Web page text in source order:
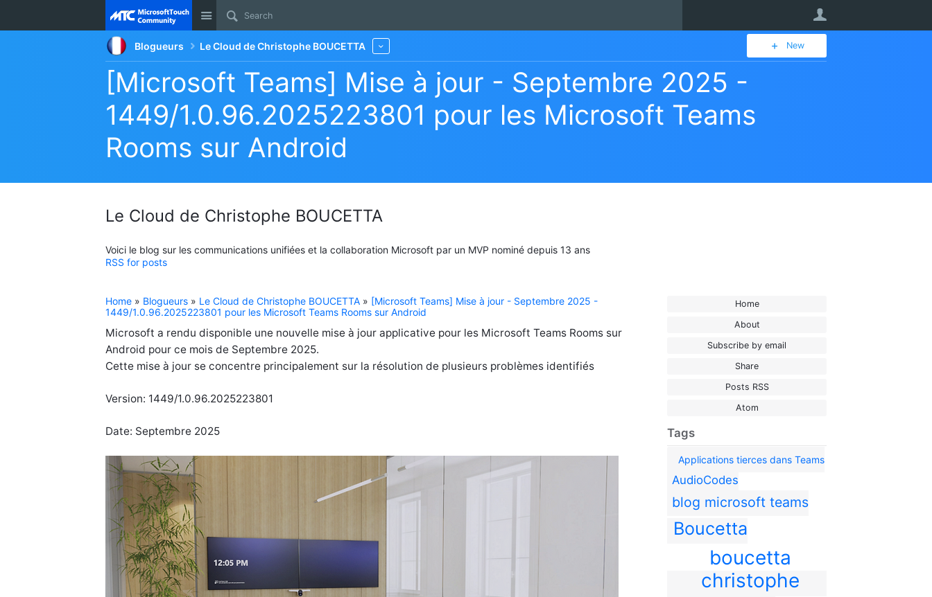
Site
Blogueurs Le Cloud de Christophe BOUCETTA New
[Microsoft Teams] Mise à jour - Septembre 2025 -
1449/1.0.96.2025223801 pour les Microsoft Teams
Rooms sur Android
Le Cloud de Christophe BOUCETTA
Voici le blog sur les communications unifiées et la collaboration Microsoft par un MVP nominé depuis 13 ans
RSS for posts
Home
About
Subscribe by email
Share
Posts RSS
Atom
Tags
Applications tierces dans Teams
AudioCodes
blog microsoft teams
Boucetta
boucetta
christophe
Home » Blogueurs » Le Cloud de Christophe BOUCETTA » [Microsoft Teams] Mise à jour - Septembre 2025 -
1449/1.0.96.2025223801 pour les Microsoft Teams Rooms sur Android
Microsoft a rendu disponible une nouvelle mise à jour applicative pour les Microsoft Teams Rooms sur
Android pour ce mois de Septembre 2025.
Cette mise à jour se concentre principalement sur la résolution de plusieurs problèmes identifiés
Version: 1449/1.0.96.2025223801
Date: Septembre 2025